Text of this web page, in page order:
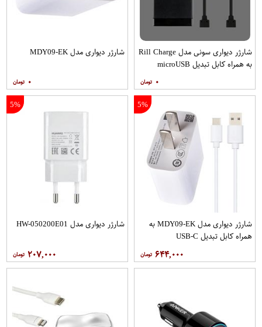
شارژر دیواری سونی مدل Rill Charge
به همراه کابل تبدیل microUSB
۰
شارژر دیواری مدل MDY09-EK
۰
5%
شارژر دیواری مدل MDY09-EK به
همراه کابل تبدیل USB-C
۶۴۴,۰۰۰
5%
شارژر دیواری مدل HW-050200E01
۲۰۷,۰۰۰